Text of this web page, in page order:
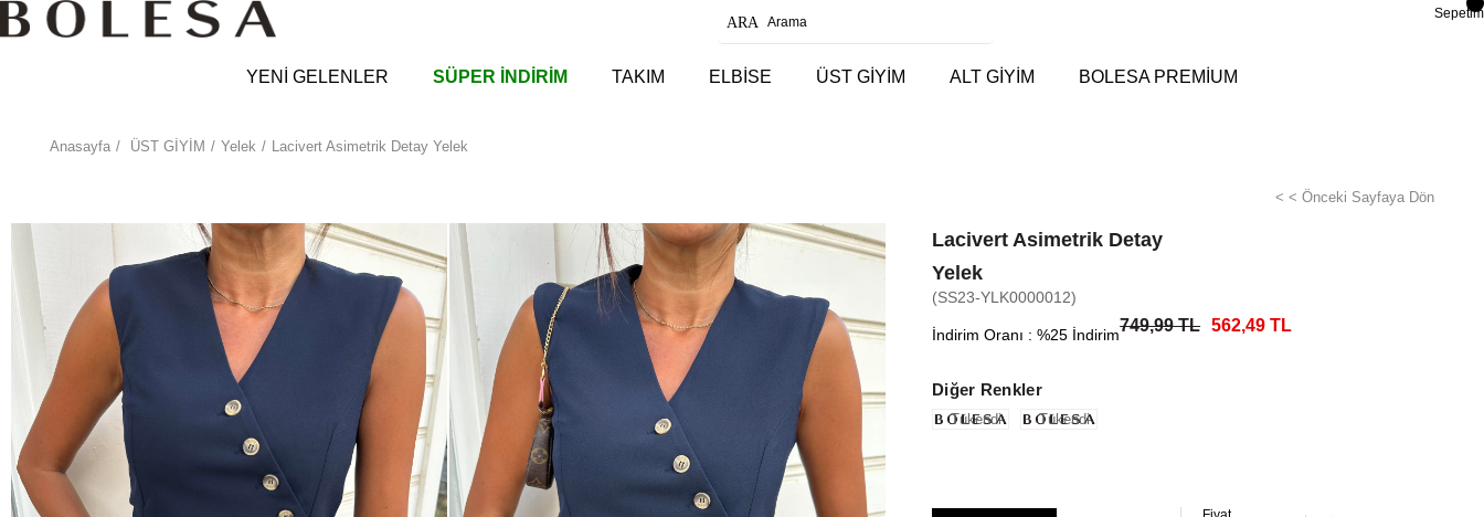
Sepetim
YENİ GELENLER SÜPER İNDİRİM TAKIM ELBİSE ÜST GİYİM ALT GİYİM BOLESA PREMİUM
Anasayfa ÜST GİYİM Yelek Lacivert Asimetrik Detay Yelek
< < Önceki Sayfaya Dön
Lacivert Asimetrik Detay
Yelek
(SS23-YLK0000012)
İndirim Oranı : %25 İndirim749,99 TL 562,49 TL
Diğer Renkler
Tükendi Tükendi